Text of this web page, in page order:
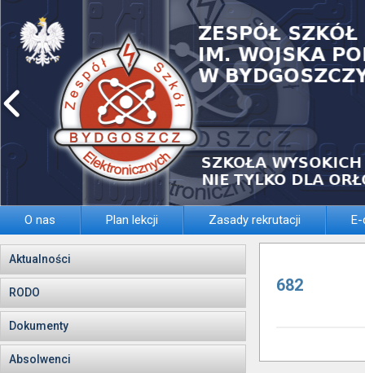
O nas Plan lekcji Zasady rekrutacji
Aktualności
RODO
Dokumenty
Absolwenci
682